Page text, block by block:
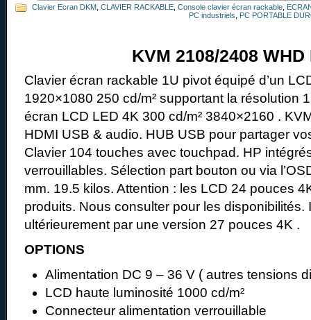
Clavier Ecran DKM CLAVIER RACKABLE Console clavier écran rackable
PC industriels
PC PORTABLE
KVM 2108/2408 WHD
Clavier écran rackable 1U pivot équipé d’un
1920×1080 250 cd/m² supportant la résolution
écran LCD LED 4K 300 cd/m² 3840×2160 .
HDMI USB & audio. HUB USB pour partager
Clavier 104 touches avec touchpad. HP
verrouillables. Sélection part bouton ou via
mm. 19.5 kilos. Attention : les LCD 24 pouces
produits. Nous consulter pour les disponibilités.
ultérieurement par une version 27 pouces 4K .
OPTIONS
Alimentation DC 9 – 36 V ( autres tensions
LCD haute luminosité 1000 cd/m²
Connecteur alimentation verrouillable